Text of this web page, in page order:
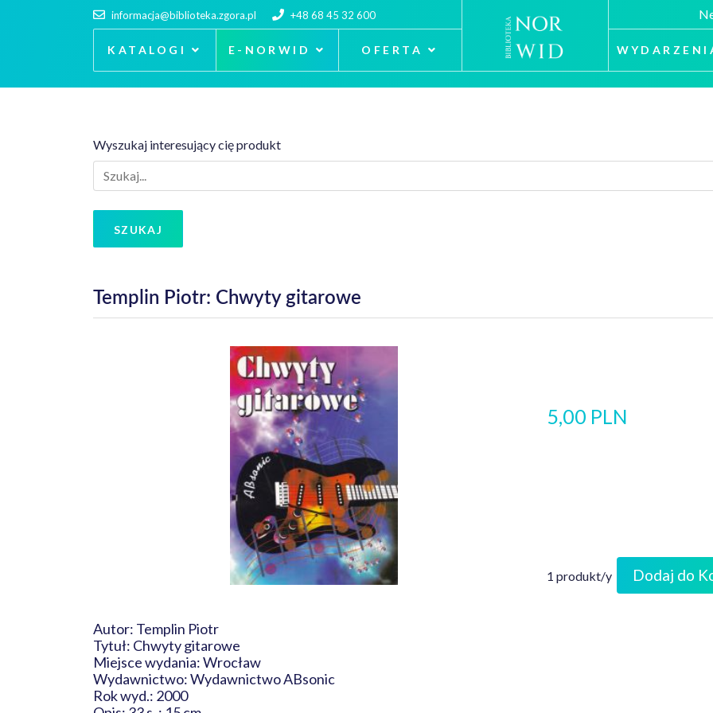
informacja@biblioteka.zgora.pl +48 68 45 32 600
KATALOGI E-NORWID OFERTA
Wyszukaj interesujący cię produkt
SZUKAJ
Templin Piotr: Chwyty gitarowe
5,00 PLN
1 produkt/y Dodaj do
Autor: Templin Piotr
Tytuł: Chwyty gitarowe
Miejsce wydania: Wrocław
Wydawnictwo: Wydawnictwo ABsonic
Rok wyd.: 2000